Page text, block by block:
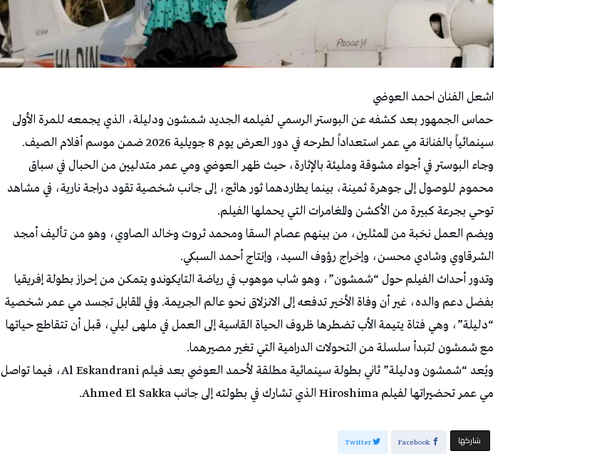
اشعل الفنان احمد العوضي
حماس الجمهور بعد كشفه عن البوستر الرسمي لفيلمه الجديد شمشون ودليلة، الذي يجمعه للمرة الأولى
سينمائياً بالفنانة مي عمر استعداداً لطرحه في دور العرض يوم 8 جويلية 2026 ضمن موسم أفلام الصيف.
وجاء البوستر في أجواء مشوقة ومليئة بالإثارة، حيث ظهر العوضي ومي عمر متدليين من الحبال في سباق
محموم للوصول إلى جوهرة ثمينة، بينما يطاردهما ثور هائج، إلى جانب شخصية تقود دراجة نارية، في مشاهد
توحي بجرعة كبيرة من الأكشن والمغامرات التي يحملها الفيلم.
ويضم العمل نخبة من الممثلين، من بينهم عصام السقا ومحمد ثروت وخالد الصاوي، وهو من تأليف أمجد
الشرقاوي وشادي محسن، وإخراج رؤوف السيد، وإنتاج أحمد السبكي.
وتدور أحداث الفيلم حول “شمشون”، وهو شاب موهوب في رياضة التايكوندو يتمكن من إحراز بطولة إفريقيا
بفضل دعم والده، غير أن وفاة الأخير تدفعه إلى الانزلاق نحو عالم الجريمة. وفي المقابل تجسد مي عمر شخصية
“دليلة”، وهي فتاة يتيمة الأب تضطرها ظروف الحياة القاسية إلى العمل في ملهى ليلي، قبل أن تتقاطع حياتها
مع شمشون لتبدأ سلسلة من التحولات الدرامية التي تغير مصيرهما.
ويُعد “شمشون ودليلة” ثاني بطولة سينمائية مطلقة لأحمد العوضي بعد فيلم Al Eskandrani، فيما تواصل
مي عمر تحضيراتها لفيلم Hiroshima الذي تشارك في بطولته إلى جانب Ahmed El Sakka.
‫‫ شاركها‬ Facebook
Twitter